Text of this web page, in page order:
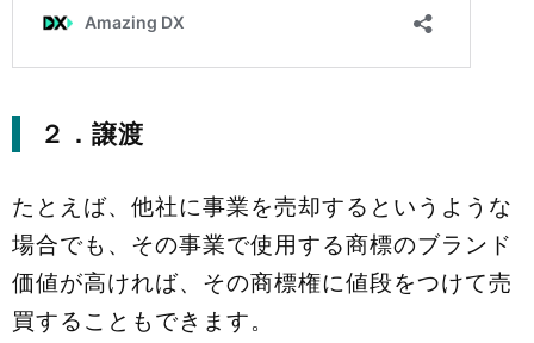
２．譲渡
たとえば、他社に事業を売却するというような
場合でも、その事業で使用する商標のブランド
価値が高ければ、その商標権に値段をつけて売
買することもできます。